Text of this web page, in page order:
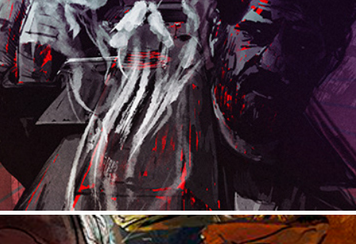
THE PUNISHER: ONE LAST KILL